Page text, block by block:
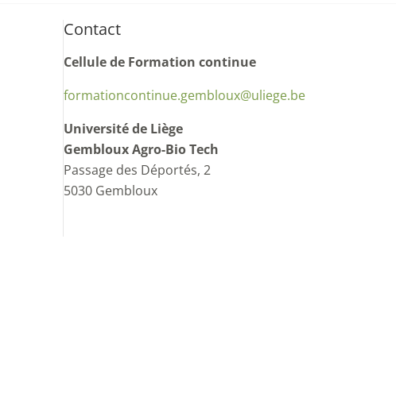
Contact
Cellule de Formation continue
formationcontinue.gembloux@uliege.be
Université de Liège
Gembloux Agro-Bio Tech
Passage des Déportés, 2
5030 Gembloux